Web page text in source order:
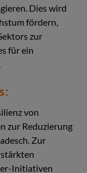
Dies wird
fördern,
zur
für ein
von
zur Reduzierung
Zur
Initiativen